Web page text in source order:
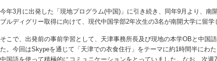
今年3月に出発した「現地プログラム(中国)」に引き続き、同年9月より、南
ブルディグリー取得に向けて、現代中国学部2年次生の3名が南開大学に留学
そこで、出発前の事前学習として、天津事務所長及び現地の本学OBと中国
た。今回はSkypeを通じて「天津での衣食住行」をテーマに約1時間半にわ
中国語を使って積極的にコミュニケーションをとっていました。なお、次週